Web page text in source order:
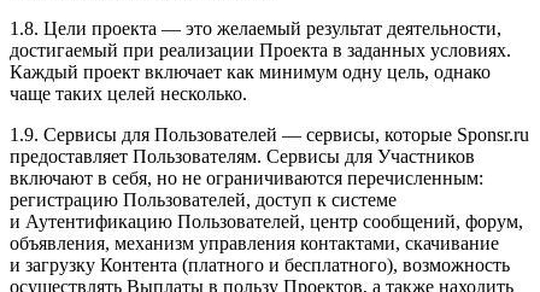
1.8. Цели проекта — это желаемый результат деятельности,
достигаемый при реализации Проекта в заданных условиях.
Каждый проект включает как минимум одну цель, однако
чаще таких целей несколько.
1.9. Сервисы для Пользователей — сервисы, которые Sponsr.ru
предоставляет Пользователям. Сервисы для Участников
включают в себя, но не ограничиваются перечисленным:
регистрацию Пользователей, доступ к системе
и Аутентификацию Пользователей, центр сообщений, форум,
объявления, механизм управления контактами, скачивание
и загрузку Контента (платного и бесплатного), возможность
осуществлять Выплаты в пользу Проектов, а также находить